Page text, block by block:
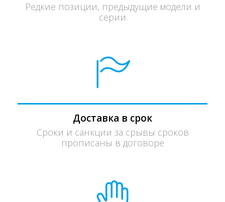
Редкие позиции, предыдущие модели и
серии
Доставка в срок
Сроки и санкции за срывы сроков
прописаны в договоре